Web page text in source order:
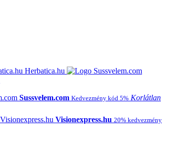
Herbatica.hu
Sussvelem.com Kedvezmény kód 5% Korlátlan
Visionexpress.hu 20% kedvezmény